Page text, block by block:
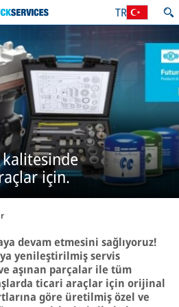
TR
için.
devam etmesini sağlıyoruz!
yenileştirilmiş servis
aşınan parçalar ile tüm
ticari araçlar için orijinal
göre üretilmiş özel ve